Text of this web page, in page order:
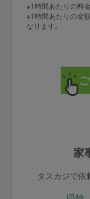
※1時間あたりの料
※1時間あたりの金
なります｡
家
タスカジで依